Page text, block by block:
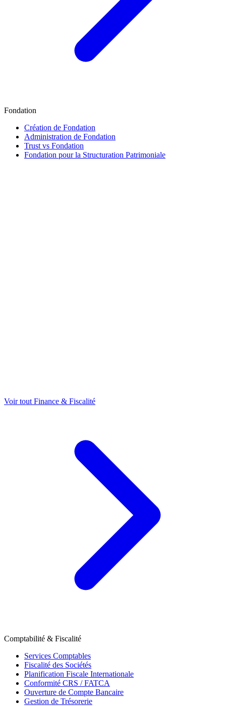
Fondation
Création de Fondation
Administration de Fondation
Trust vs Fondation
Fondation pour la Structuration Patrimoniale
Voir tout Finance & Fiscalité
Comptabilité & Fiscalité
Services Comptables
Fiscalité des Sociétés
Planification Fiscale Internationale
Conformité CRS / FATCA
Ouverture de Compte Bancaire
Gestion de Trésorerie